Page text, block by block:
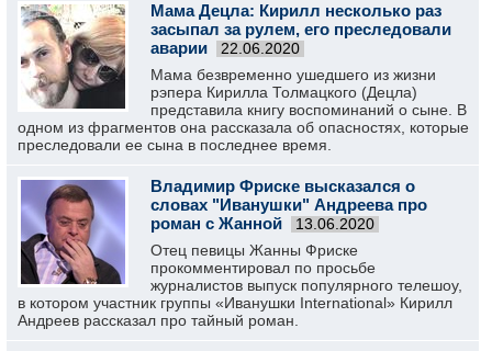
Мама Децла: Кирилл несколько раз
засыпал за рулем, его преследовали
аварии
22.06.2020
Мама безвременно ушедшего из жизни
рэпера Кирилла Толмацкого (Децла)
представила книгу воспоминаний о сыне. В
одном из фрагментов она рассказала об опасностях, которые
преследовали ее сына в последнее время.
Владимир Фриске высказался о
словах "Иванушки" Андреева про
роман с Жанной
13.06.2020
Отец певицы Жанны Фриске
прокомментировал по просьбе
журналистов выпуск популярного телешоу,
в котором участник группы «Иванушки International» Кирилл
Андреев рассказал про тайный роман.